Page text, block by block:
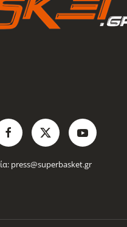
press@superbasket.gr